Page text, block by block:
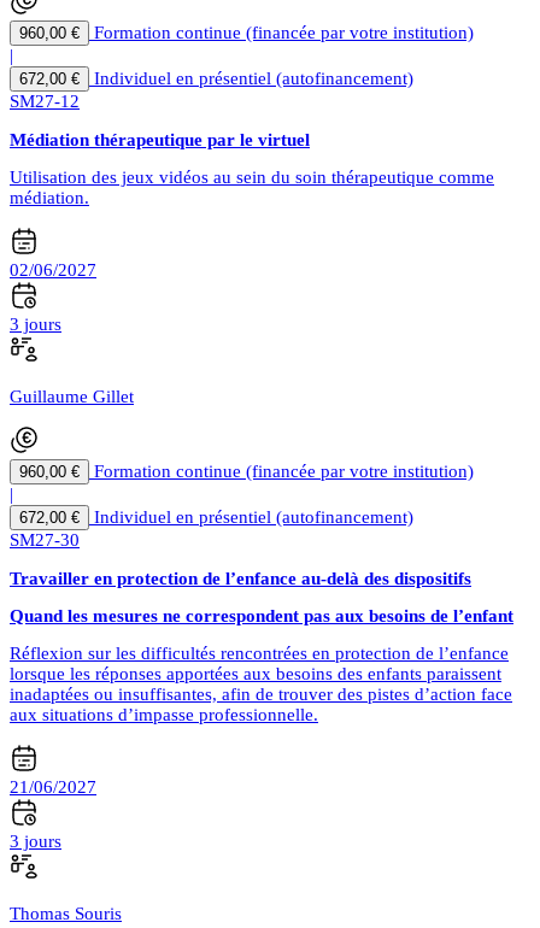
960,00 €
Formation continue (financée par votre institution)
|
672,00 €
Individuel en présentiel (autofinancement)
SM27-12
Médiation thérapeutique par le virtuel
Utilisation des jeux vidéos au sein du soin thérapeutique comme
médiation.
02/06/2027
3 jours
Guillaume Gillet
960,00 €
Formation continue (financée par votre institution)
|
672,00 €
Individuel en présentiel (autofinancement)
SM27-30
Travailler en protection de l’enfance au-delà des dispositifs
Quand les mesures ne correspondent pas aux besoins de l’enfant
Réflexion sur les difficultés rencontrées en protection de l’enfance
lorsque les réponses apportées aux besoins des enfants paraissent
inadaptées ou insuffisantes, afin de trouver des pistes d’action face
aux situations d’impasse professionnelle.
21/06/2027
3 jours
Thomas Souris